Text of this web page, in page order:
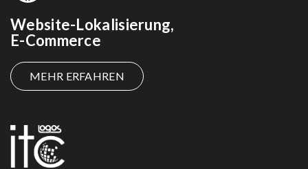
Website-Lokalisierung,
E-Commerce
MEHR ERFAHREN